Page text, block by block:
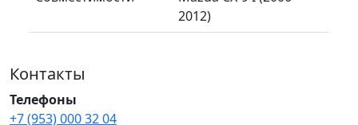
2012)
Контакты
Телефоны
+7 (953) 000 32 04